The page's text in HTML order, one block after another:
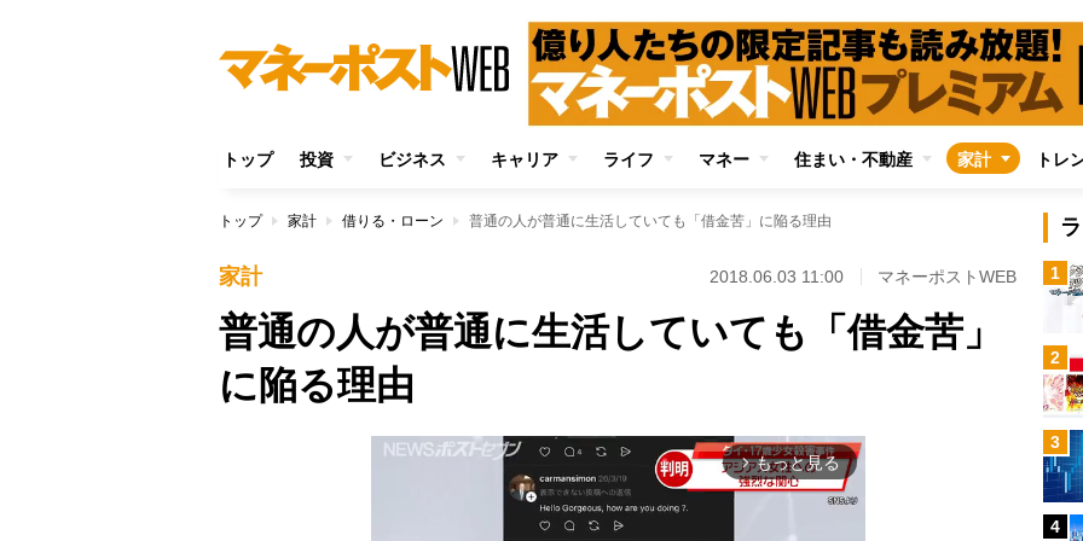
トップ 投資 ビジネス キャリア ライフ マネー 住まい・不動産 家計 トレ
トップ 家計 借りる・ローン 普通の人が普通に生活していても「借金苦」に陥る理由
家計 2018.06.03 11:00 マネーポストWEB
普通の人が普通に生活していても「借金苦」
に陥る理由
arrow_forward_ios もっと見る
1
2
3
4